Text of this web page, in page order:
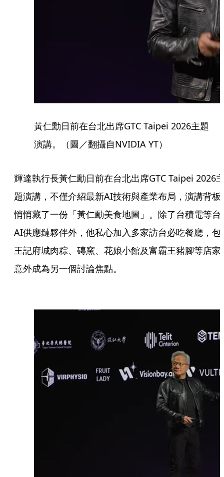
黃仁勳日前在台北出席GTC Taipei 2026主題
演講。（圖／翻攝自NVIDIA YT）
輝達執行長黃仁勳日前在台北出席GTC Taipei 2026
題演講，不僅介紹最新AI技術與產業布局，演講背板
悄悄藏了一份「黃仁勳美食地圖」。除了台積電等台
AI供應鏈夥伴外，他私心加入多家訪台必吃餐廳，包
王記府城肉粽、磚窯、花娘小館及富霸王豬腳等店家
意外成為另一個討論焦點。